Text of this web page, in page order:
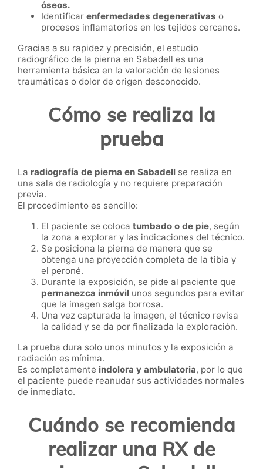
óseos.
Identificar enfermedades degenerativas o
procesos inflamatorios en los tejidos cercanos.
Gracias a su rapidez y precisión, el estudio
radiográfico de la pierna en Sabadell es una
herramienta básica en la valoración de lesiones
traumáticas o dolor de origen desconocido.
Cómo se realiza la
prueba
La radiografía de pierna en Sabadell se realiza en
una sala de radiología y no requiere preparación
previa.
El procedimiento es sencillo:
El paciente se coloca tumbado o de pie, según
la zona a explorar y las indicaciones del técnico.
Se posiciona la pierna de manera que se
obtenga una proyección completa de la tibia y
el peroné.
Durante la exposición, se pide al paciente que
permanezca inmóvil unos segundos para evitar
que la imagen salga borrosa.
Una vez capturada la imagen, el técnico revisa
la calidad y se da por finalizada la exploración.
La prueba dura solo unos minutos y la exposición a
radiación es mínima.
Es completamente indolora y ambulatoria, por lo que
el paciente puede reanudar sus actividades normales
de inmediato.
Cuándo se recomienda
realizar una RX de